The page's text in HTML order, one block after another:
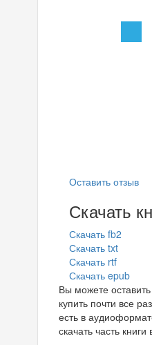
Оставить отзыв
Скачать
Скачать fb2
Скачать txt
Скачать rtf
Скачать epub
Вы можете
купить почти все
есть в
скачать часть